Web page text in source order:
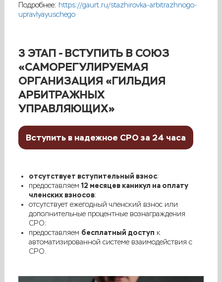
Подробнее: https://gaurt.ru/stazhirovka-arbitrazhnogo-
upravlyayuschego
3 ЭТАП - ВСТУПИТЬ В СОЮЗ
«САМОРЕГУЛИРУЕМАЯ
ОРГАНИЗАЦИЯ «ГИЛЬДИЯ
АРБИТРАЖНЫХ
УПРАВЛЯЮЩИХ»
Вступить в надежное СРО за 24 часа
отсутствует вступительный взнос;
предоставляем12 месяцев каникул на оплату
членских взносов;
отсутствует ежегодный членский взнос или
дополнительные процентные вознаграждения
СРО;
предоставляем бесплатный доступ к
автоматизированной системе взаимодействия с
СРО.